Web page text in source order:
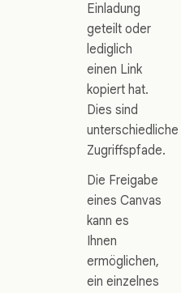
Einladung
geteilt oder
lediglich
einen Link
kopiert hat.
Dies sind
unterschiedliche
Zugriffspfade.
Die Freigabe
eines Canvas
kann es
Ihnen
ermöglichen,
ein einzelnes